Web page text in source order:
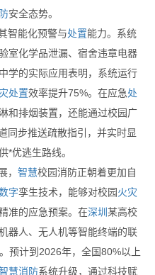
安全态势。
智能化预警与处置能力。系统
室化学品泄漏、宿舍违章电器
学的实际应用表明，系统运行
处置效率提升75%。在应急处
和排烟装置，还能通过校园广
同步推送疏散指引，并实时显
*优逃生路线。
， 智慧校园消防正朝着更加自
字孪生技术，能够对校园火灾
准的应急预案。在深圳 某高校
器人、无人机等智能终端的联
预计到2026年，全国80%以上
慧消防系统升级，通过科技赋